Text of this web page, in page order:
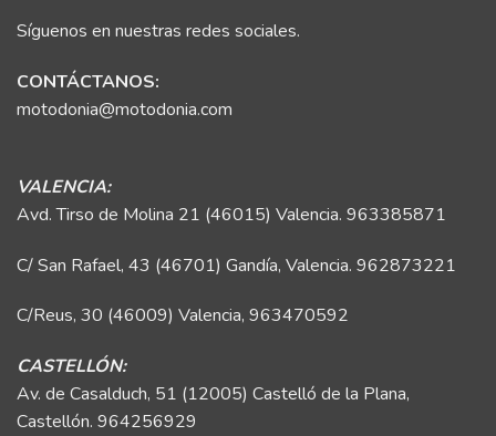
Síguenos en nuestras redes sociales.
CONTÁCTANOS:
motodonia@motodonia.com
VALENCIA:
Avd. Tirso de Molina 21 (46015) Valencia. 963385871
C/ San Rafael, 43 (46701) Gandía, Valencia. 962873221
C/Reus, 30 (46009) Valencia, 963470592
CASTELLÓN:
Av. de Casalduch, 51 (12005) Castelló de la Plana,
Castellón. 964256929